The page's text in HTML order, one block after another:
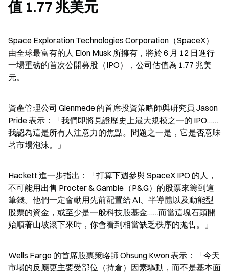
值 1.77 兆美元
Space Exploration Technologies Corporation（SpaceX）
由全球最富有的人 Elon Musk 所擁有，將於 6 月 12 日進行
一場重磅的首次公開募股（IPO），公司估值為 1.77 兆美
元。
資產管理公司 Glenmede 的首席投資策略師與研究員 Jason
Pride 表示：「我們即將見證歷史上最大規模之一的 IPO……
我認為這是所有人注意力的焦點。問題之一是，它是否意味
著市場泡沫。」
Hackett 進一步指出：「打算下週參與 SpaceX IPO 的人，
不可能用出售 Procter & Gamble（P&G）的股票來籌到這
筆錢。他們一定會動用先前配置給 AI、半導體以及動能型
股票的資金，或至少是一般科技股基金……而當這塊石頭開
始順著山坡滾下來時，你會看到相當缺乏秩序的拋售。」
Wells Fargo 的首席股票策略師 Ohsung Kwon 表示：「今天
市場的反應更主要受部位（持倉）因素驅動，而不是基本面